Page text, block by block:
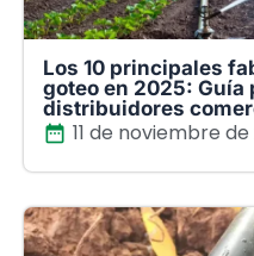
Los 10 principales
goteo en 2025:
distribuidores
11 de noviembre de